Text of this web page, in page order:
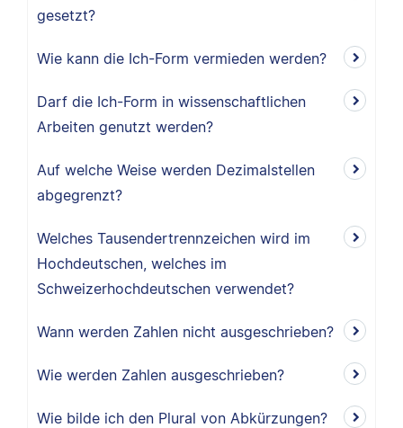
gesetzt?
Wie kann die Ich-Form vermieden werden?
Darf die Ich-Form in wissenschaftlichen
Arbeiten genutzt werden?
Auf welche Weise werden Dezimalstellen
abgegrenzt?
Welches Tausendertrennzeichen wird im
Hochdeutschen, welches im
Schweizerhochdeutschen verwendet?
Wann werden Zahlen nicht ausgeschrieben?
Wie werden Zahlen ausgeschrieben?
Wie bilde ich den Plural von Abkürzungen?